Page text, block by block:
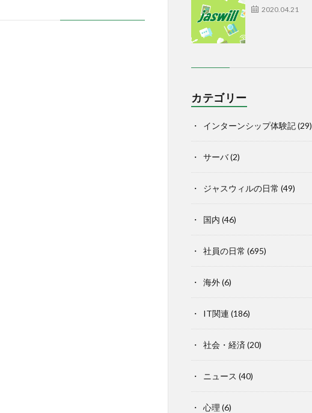
2020.04.21
カテゴリー
インターンシップ体験記(29)
サーバ(2)
ジャスウィルの日常 (49)
国内 (46)
社員の日常 (695)
海外(6)
IT関連 (186)
社会・経済(20)
ニュース (40)
心理 (6)